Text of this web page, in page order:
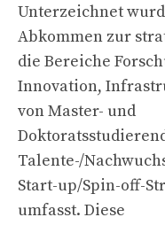
Unterzeichnet
Abkommen zur
die Bereiche
Innovation,
von Master- und
Talente-/
Start-up/Spin-off-
umfasst. Diese